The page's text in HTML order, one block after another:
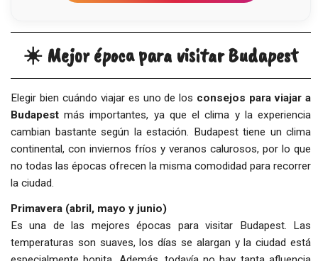
☀️ Mejor época para visitar Budapest
Elegir bien cuándo viajar es uno de los consejos para viajar a
Budapest más importantes, ya que el clima y la experiencia
cambian bastante según la estación. Budapest tiene un clima
continental, con inviernos fríos y veranos calurosos, por lo que
no todas las épocas ofrecen la misma comodidad para recorrer
la ciudad.
Primavera (abril, mayo y junio)
Es una de las mejores épocas para visitar Budapest. Las
temperaturas son suaves, los días se alargan y la ciudad está